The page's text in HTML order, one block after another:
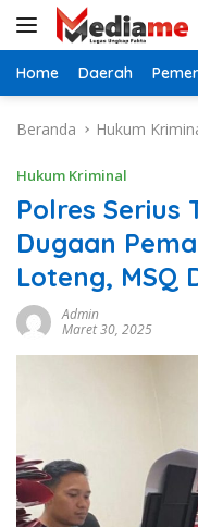
Langsung
Home Daerah
Beranda Hukum
Hukum Kriminal
Polres Serius
Dugaan
Loteng, MSQ
Admin
Maret 30, 2025